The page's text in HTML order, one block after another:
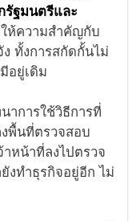
รัฐมนตรีและ
ให้ความสำคัญกับ
ทั้งการสกัดกั้นไม่
อยู่เดิม
การใช้วิธีการที่
พื้นที่ตรวจสอบ
หน้าที่ลงไปตรวจ
งทำธุรกิจอยู่อีก ไม่